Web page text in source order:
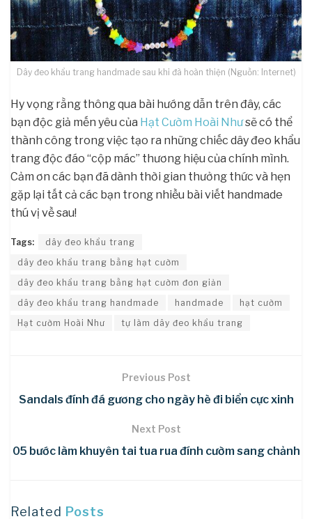
Dây đeo khẩu trang handmade sau khi đã hoàn thiện (Nguồn: Internet)
Hy vọng rằng thông qua bài hướng dẫn trên đây, các
bạn độc giả mến yêu của Hạt Cườm Hoài Nhưsẽ có thể
thành công trong việc tạo ra những chiếc dây đeo khẩu
trang độc đáo “cộp mác” thương hiệu của chính mình.
Cảm ơn các bạn đã dành thời gian thưởng thức và hẹn
gặp lại tất cả các bạn trong nhiều bài viết handmade
thú vị về sau!
Tags:
dây đeo khẩu trang
dây đeo khẩu trang bằng hạt cườm
dây đeo khẩu trang bằng hạt cườm đơn giản
dây đeo khẩu trang handmade
handmade
hạt cườm
Hạt cườm Hoài Như
tự làm dây đeo khẩu trang
Previous Post
Sandals đính đá gương cho ngày hè đi biển cực xinh
Next Post
05 bước làm khuyên tai tua rua đính cườm sang chảnh
Related Posts